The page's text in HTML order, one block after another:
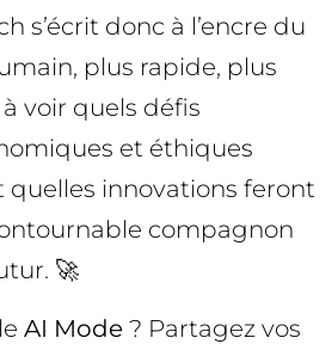
s’écrit donc à l’encre du
plus rapide, plus
voir quels défis
et éthiques
quelles innovations feront
compagnon
🚀
AI Mode ? Partagez vos